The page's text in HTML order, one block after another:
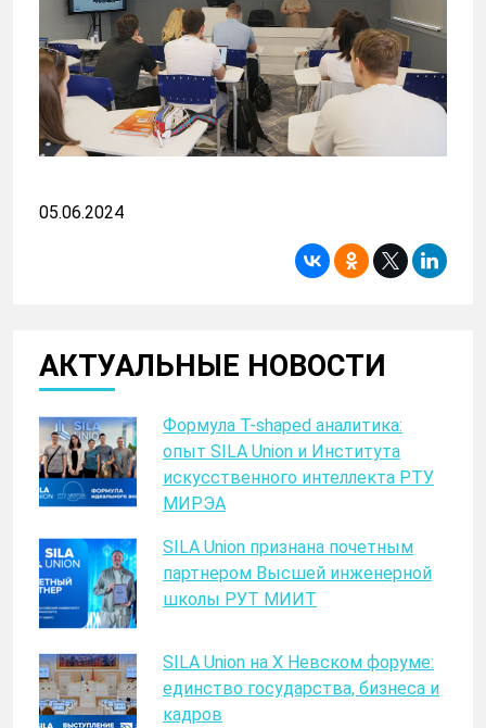
05.06.2024
АКТУАЛЬНЫЕ НОВОСТИ
Формула T-shaped аналитика:
опыт SILA Union и Института
искусственного интеллекта РТУ
МИРЭА
SILA Union признана почетным
партнером Высшей инженерной
школы РУТ МИИТ
SILA Union на X Невском форуме:
единство государства, бизнеса и
кадров